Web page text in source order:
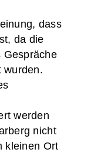
dass
da die
Gespräche
wurden.
werden
nicht
kleinen Ort